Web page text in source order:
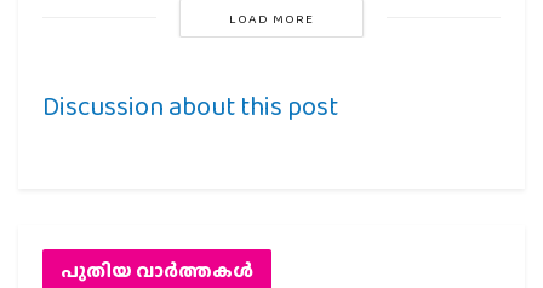
LOAD MORE
Discussion about this post
പുതിയ വാര്‍ത്തകള്‍